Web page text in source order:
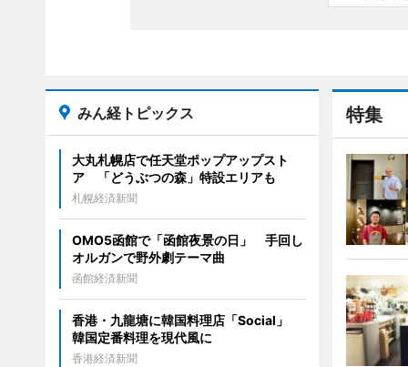
特集
みん経トピックス
大丸札幌店で任天堂ポップアップスト
ア 「どうぶつの森」特設エリアも
札幌経済新聞
OMO5函館で「函館夜景の日」 手回し
オルガンで野外劇テーマ曲
函館経済新聞
香港・九龍塘に韓国料理店「Social」
韓国定番料理を現代風に
香港経済新聞